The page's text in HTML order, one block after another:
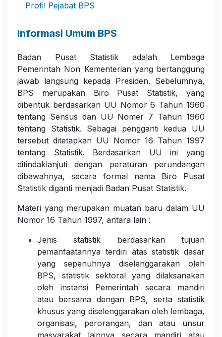
Profil Pejabat BPS
Informasi Umum BPS
Badan Pusat Statistik adalah Lembaga
Pemerintah Non Kementerian yang bertanggung
jawab langsung kepada Presiden. Sebelumnya,
BPS merupakan Biro Pusat Statistik, yang
dibentuk berdasarkan UU Nomor 6 Tahun 1960
tentang Sensus dan UU Nomer 7 Tahun 1960
tentang Statistik. Sebagai pengganti kedua UU
tersebut ditetapkan UU Nomor 16 Tahun 1997
tentang Statistik. Berdasarkan UU ini yang
ditindaklanjuti dengan peraturan perundangan
dibawahnya, secara formal nama Biro Pusat
Statistik diganti menjadi Badan Pusat Statistik.
Materi yang merupakan muatan baru dalam UU
Nomor 16 Tahun 1997, antara lain :
Jenis statistik berdasarkan tujuan
pemanfaatannya terdiri atas statistik dasar
yang sepenuhnya diselenggarakan oleh
BPS, statistik sektoral yang dilaksanakan
oleh instansi Pemerintah secara mandiri
atau bersama dengan BPS, serta statistik
khusus yang diselenggarakan oleh lembaga,
organisasi, perorangan, dan atau unsur
masyarakat lainnya secara mandiri atau